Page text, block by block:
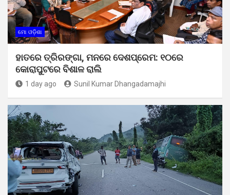
ମୋ ଓଡ଼ିଶା
ହାତରେ ତ୍ରିରଙ୍ଗା, ମନରେ ଦେଶପ୍ରେମ: ୧୦ରେ
କୋରାପୁଟରେ ବିଶାଳ ରାଲି
1 day ago Sunil Kumar Dhangadamajhi